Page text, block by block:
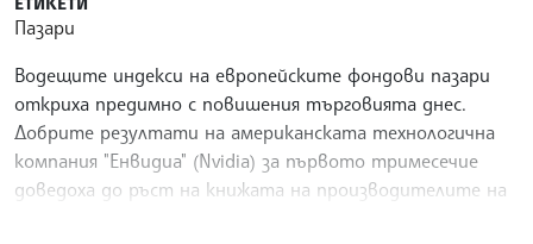
Пазари
Водещите индекси на европейските фондови пазари
откриха предимно с повишения търговията днес.
Добрите резултати на американската технологична
компания "Енвидиа" (Nvidia) за първото тримесечие
доведоха до ръст на книжата на производителите на